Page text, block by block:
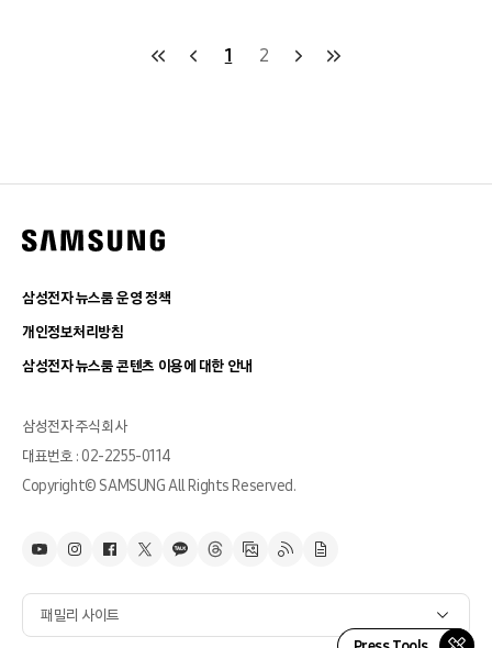
1 2
삼성전자 뉴스룸 운영 정책
개인정보처리방침
삼성전자 뉴스룸 콘텐츠 이용에 대한 안내
삼성전자 주식회사
대표번호 : 02-2255-0114
Copyright© SAMSUNG All Rights Reserved.
패밀리 사이트